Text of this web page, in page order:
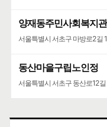
양재동주민사회복지
서울특별시 서초구 마방로2길
동산마을구립노인정
서울특별시 서초구 동산로12